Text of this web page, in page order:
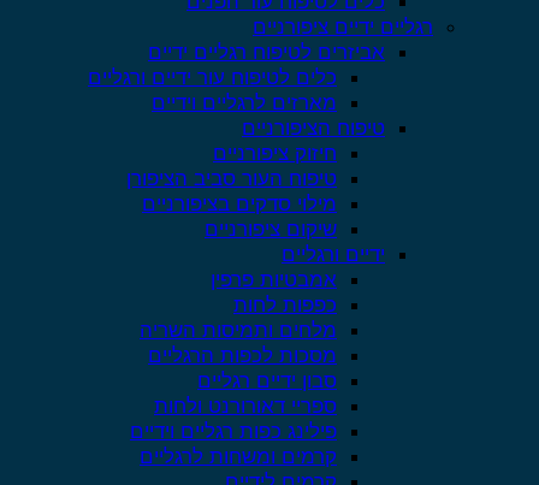
רגליים ידיים ציפורניים
אביזרים לטיפוח רגליים ידיים
כלים לטיפוח עור ידיים ורגליים
מארזים לרגליים וידיים
טיפוח הציפורניים
חיזוק ציפורניים
טיפוח העור סביב הציפורן
מילוי סדקים בציפורניים
שיקום ציפורניים
ידיים ורגליים
אמבטיות פרפין
כפפות לחות
מלחים ותמיסות השריה
מסכות לכפות הרגליים
סבון ידיים רגליים
ספריי דאורורנט ולחות
פילינג כפות רגליים וידיים
קרמים ומשחות לרגליים